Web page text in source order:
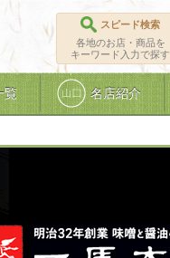
スピード検索
各地のお店・商品を
キーワード入力で探す
覧 名店紹介